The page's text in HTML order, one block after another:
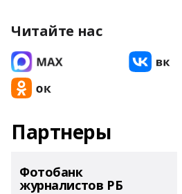
Читайте нас
Партнеры
Фотобанк
журналистов РБ